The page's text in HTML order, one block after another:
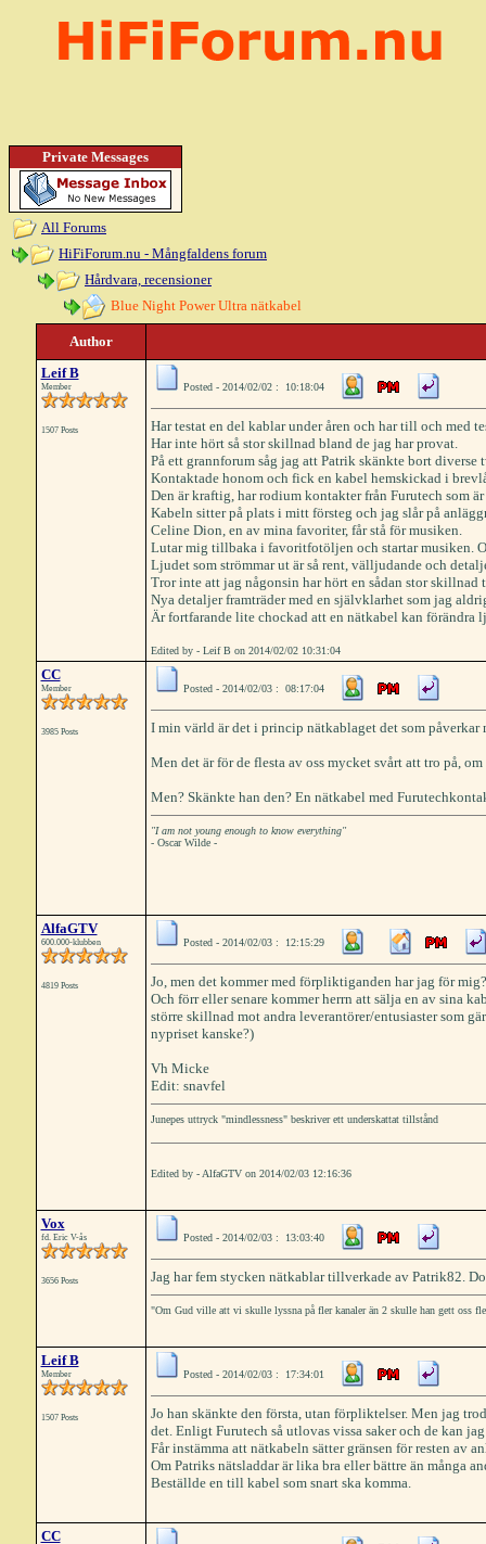
Private Messages
All Forums
HiFiForum.nu - Mångfaldens forum
Hårdvara, recensioner
Blue Night Power Ultra nätkabel
Author
Leif B
Member
1507 Posts
Posted - 2014/02/02 : 10:18:04
Har testat en del kablar under åren och har till och med
Har inte hört så stor skillnad bland de jag har provat.
På ett grannforum såg jag att Patrik skänkte bort diverse
Kontaktade honom och fick en kabel hemskickad i
Den är kraftig, har rodium kontakter från Furutech som
Kabeln sitter på plats i mitt försteg och jag slår på
Celine Dion, en av mina favoriter, får stå för musiken.
Lutar mig tillbaka i favoritfotöljen och startar musiken.
Ljudet som strömmar ut är så rent, välljudande och
Tror inte att jag någonsin har hört en sådan stor
Nya detaljer framträder med en självklarhet som jag
Är fortfarande lite chockad att en nätkabel kan förändra
Edited by - Leif B on 2014/02/02 10:31:04
CC
Member
3985 Posts
Posted - 2014/02/03 : 08:17:04
I min värld är det i princip nätkablaget det som påverkar
Men det är för de flesta av oss mycket svårt att tro på,
Men? Skänkte han den? En nätkabel med
"I am not young enough to know everything"
- Oscar Wilde -
AlfaGTV
600.000-klubben
4819 Posts
Posted - 2014/02/03 : 12:15:29
Jo, men det kommer med förpliktiganden har jag för
Och förr eller senare kommer herrn att sälja en av sina
större skillnad mot andra leverantörer/entusiaster som
nypriset kanske?)
Vh Micke
Edit: snavfel
Junepes uttryck "mindlessness" beskriver ett underskattat tillstånd
Edited by - AlfaGTV on 2014/02/03 12:16:36
Vox
fd. Eric V-ås
3656 Posts
Posted - 2014/02/03 : 13:03:40
Jag har fem stycken nätkablar tillverkade av Patrik82.
"Om Gud ville att vi skulle lyssna på fler kanaler än 2 skulle han gett oss
Leif B
Member
1507 Posts
Posted - 2014/02/03 : 17:34:01
Jo han skänkte den första, utan förpliktelser. Men jag
det. Enligt Furutech så utlovas vissa saker och de kan
Får instämma att nätkabeln sätter gränsen för resten av
Om Patriks nätsladdar är lika bra eller bättre än många
Beställde en till kabel som snart ska komma.
CC